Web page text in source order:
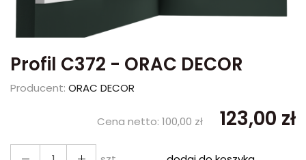
Profil C372 - ORAC DECOR
Producent: ORAC DECOR
Cena netto: 100,00 zł 123,00 zł